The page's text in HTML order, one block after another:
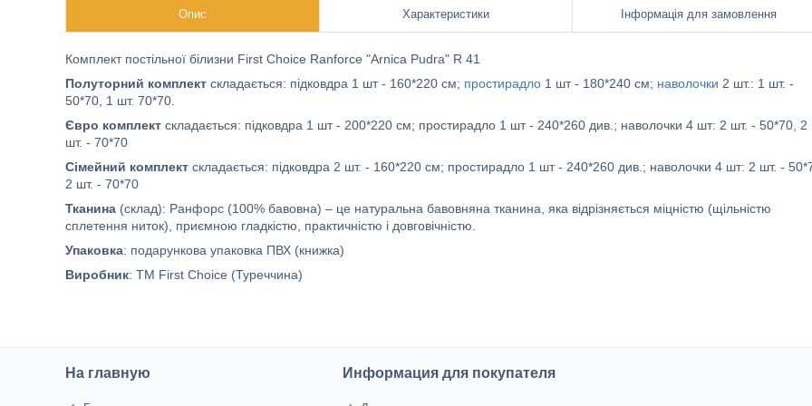
Опис Характеристики Інформація для замовлення
Комплект постільної білизни First Choice Ranforce "Arnica Pudra" R 41
Полуторний комплект складається: підковдра 1 шт - 160*220 см; простирадло 1 шт - 180*240 см; наволочки 2 шт.: 1 шт. -
50*70, 1 шт. 70*70.
Євро комплект складається: підковдра 1 шт - 200*220 см; простирадло 1 шт - 240*260 див.; наволочки 4 шт: 2 шт. - 50*70, 2
шт. - 70*70
Сімейний комплект складається: підковдра 2 шт. - 160*220 см; простирадло 1 шт - 240*260 див.; наволочки 4 шт: 2 шт. -
2 шт. - 70*70
Тканина (склад): Ранфорс (100% бавовна) – це натуральна бавовняна тканина, яка відрізняється міцністю (щільністю
сплетення ниток), приємною гладкістю, практичністю і довговічністю.
Упаковка: подарункова упаковка ПВХ (книжка)
Виробник: ТМ First Choice (Туреччина)
На главную Информация для покупателя